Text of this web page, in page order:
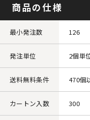
商品の仕様
最小発注数 126
発注単位 2個単
送料無料条件 470個
カートン入数 300